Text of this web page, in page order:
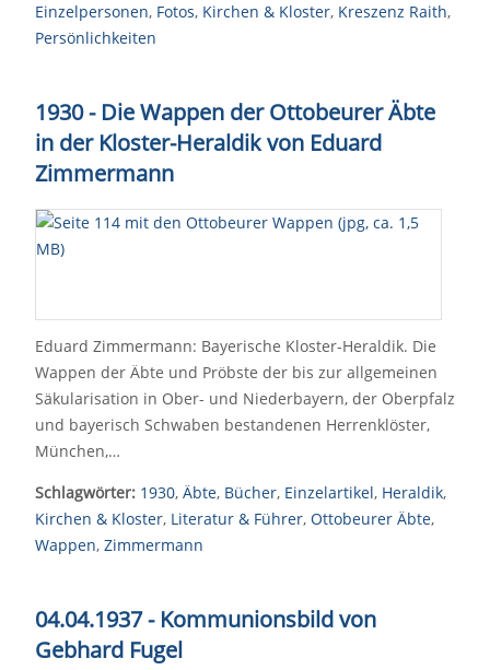
Einzelpersonen, Fotos, Kirchen & Kloster, Kreszenz Raith,
Persönlichkeiten
1930 - Die Wappen der Ottobeurer Äbte
in der Kloster-Heraldik von Eduard
Zimmermann
Eduard Zimmermann: Bayerische Kloster-Heraldik. Die
Wappen der Äbte und Pröbste der bis zur allgemeinen
Säkularisation in Ober- und Niederbayern, der Oberpfalz
und bayerisch Schwaben bestandenen Herrenklöster,
München,…
Schlagwörter: 1930, Äbte, Bücher, Einzelartikel, Heraldik,
Kirchen & Kloster, Literatur & Führer, Ottobeurer Äbte,
Wappen, Zimmermann
04.04.1937 - Kommunionsbild von
Gebhard Fugel